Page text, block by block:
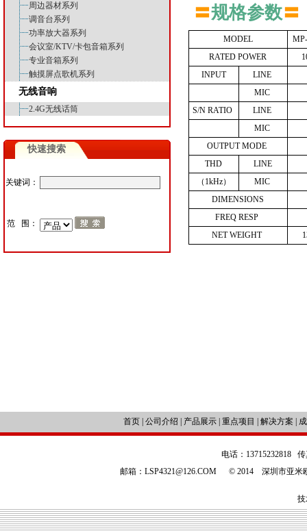
周边器材系列
调音台系列
功率放大器系列
会议室/KTV/卡包音箱系列
专业音箱系列
触摸屏点歌机系列
无线音响
2.4G无线话筒
快速搜索
关键词：
范 围：
〓规格参数〓
MODEL
RATED POWER
INPUT
LINE
MIC
S/N RATIO
LINE
MIC
OUTPUT MODE
THD
LINE
（1kHz）
MIC
DIMENSIONS
FREQ RESP
NET WEIGHT
首页 公司介绍 产品展示 重点项目 解决方案
电话：13715232818
邮箱：LSP4321@126.COM © 2014 深圳市亚